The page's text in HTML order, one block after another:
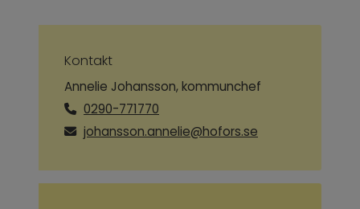
Kontakt
Annelie Johansson, kommunchef
0290-771770
johansson.annelie@hofors.se